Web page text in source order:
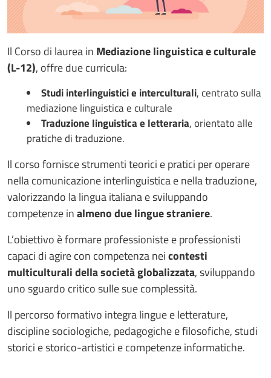
Il Corso di laurea in Mediazione linguistica e culturale
(L-12), offre due curricula:
Studi interlinguistici e interculturali, centrato sulla
mediazione linguistica e culturale
Traduzione linguistica e letteraria, orientato alle
pratiche di traduzione.
Il corso fornisce strumenti teorici e pratici per operare
nella comunicazione interlinguistica e nella traduzione,
valorizzando la lingua italiana e sviluppando
competenze inalmeno due lingue straniere.
L’obiettivo è formare professioniste e professionisti
capaci di agire con competenza neicontesti
multiculturali della società globalizzata, sviluppando
uno sguardo critico sulle sue complessità.
Il percorso formativo integra lingue e letterature,
discipline sociologiche, pedagogiche e filosofiche, studi
storici e storico-artistici e competenze informatiche.